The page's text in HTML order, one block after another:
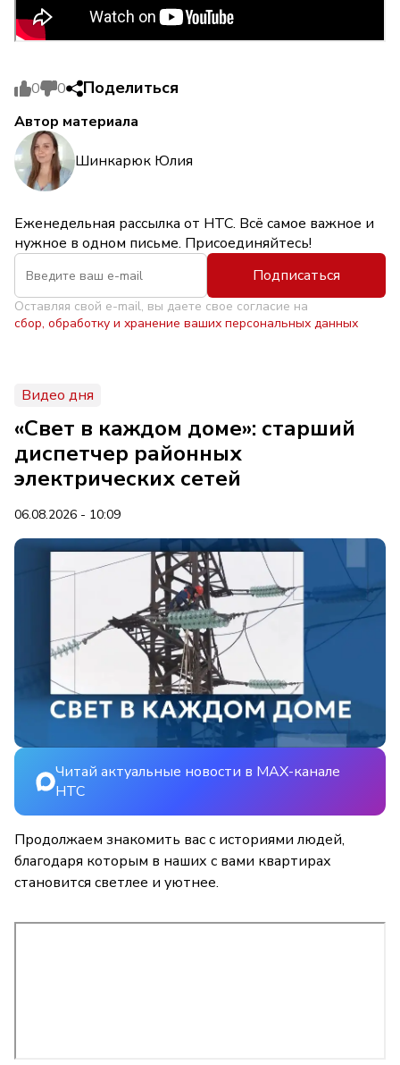
0 0 Поделиться
Автор материала
Шинкарюк Юлия
Еженедельная рассылка от НТС. Всё самое важное и
нужное в одном письме. Присоединяйтесь!
Подписаться
Оставляя свой e-mail, вы даете свое согласие на
сбор, обработку и хранение ваших персональных данных
Видео дня
«Свет в каждом доме»: старший
диспетчер районных
электрических сетей
06.08.2026 - 10:09
Читай актуальные новости в MAX-канале
НТС
Продолжаем знакомить вас с историями людей,
благодаря которым в наших с вами квартирах
становится светлее и уютнее.